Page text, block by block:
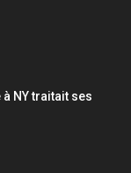
NY traitait ses